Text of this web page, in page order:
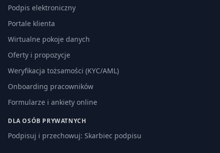
Podpis elektroniczny
Portale klienta
Wirtualne pokoje danych
Oferty i propozycje
Weryfikacja tożsamości (KYC/AML)
Onboarding pracowników
Formularze i ankiety online
DLA OSÓB PRYWATNYCH
Podpisuj i przechowuj: Skarbiec podpisu